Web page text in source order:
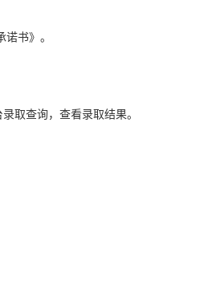
书》。
取查询，查看录取结果。